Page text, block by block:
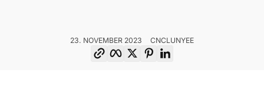
23. NOVEMBER 2023 CNCLUNYEE
Link kopierenFacebook
TwitterPinterest
LinkedIn